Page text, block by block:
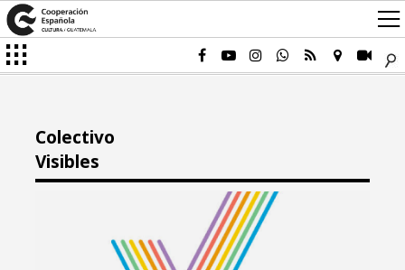
Colectivo
Visibles